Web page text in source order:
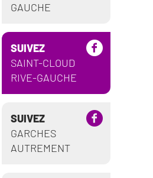
GAUCHE
SUIVEZ
SAINT-CLOUD
RIVE-GAUCHE
SUIVEZ
GARCHES
AUTREMENT